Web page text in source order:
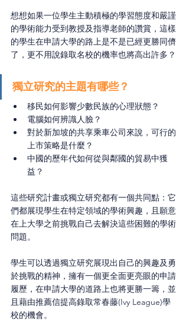
想想如果一位學生主動積極的學習態度和嚴謹
的學術能力受到教授及指導老師的讚賞，這樣
的學生在申請大學的路上是不是已經更勝同儕
了，更不用說錄取名校的機率也將高出許多？
獨立研究的主題有哪些？
移民如何影響少數民族的心理狀態？
電腦如何辨識人臉？
對於新加坡的共享乘車公司來說，可行的
上市策略是什麼？
中國的歷年代如何從與鄰國的貿易中獲
益？
這些研究計畫或獨立研究都有一個共同點：它
們都展現學生在特定領域的學術興趣，且願意
在上大學之前挑戰自己去解決這些困難的學術
問題。
學生可以透過獨立研究展現出自己的興趣及勇
於挑戰的精神，擁有一個更全面更亮眼的申請
履歷，在申請大學的道路上也將更勝一籌，並
且藉由推薦信提高錄取常春藤(Ivy League)學
校的機會。